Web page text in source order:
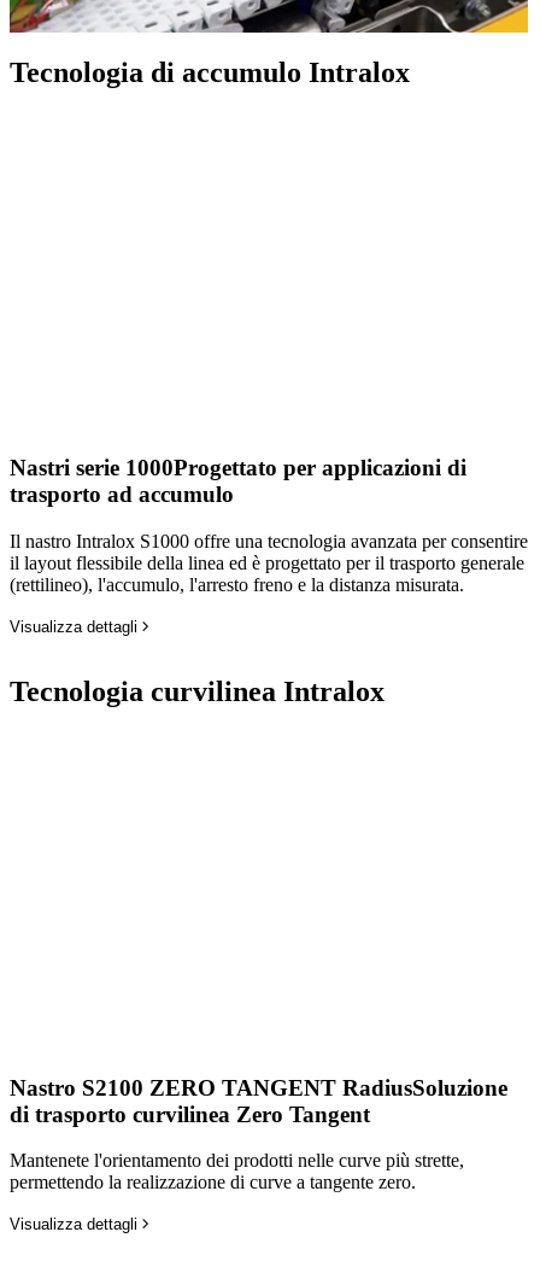
Tecnologia di accumulo Intralox
Nastri serie 1000Progettato per applicazioni di
trasporto ad accumulo
Il nastro Intralox S1000 offre una tecnologia avanzata per consentire
il layout flessibile della linea ed è progettato per il trasporto generale
(rettilineo), l'accumulo, l'arresto freno e la distanza misurata.
Visualizza dettagli
Tecnologia curvilinea Intralox
Nastro S2100 ZERO TANGENT RadiusSoluzione
di trasporto curvilinea Zero Tangent
Mantenete l'orientamento dei prodotti nelle curve più strette,
permettendo la realizzazione di curve a tangente zero.
Visualizza dettagli